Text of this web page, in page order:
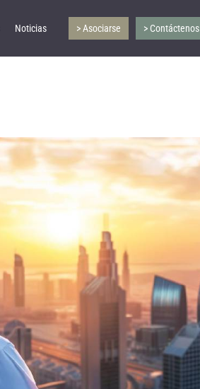
Noticias > Asociarse > Contáctenos